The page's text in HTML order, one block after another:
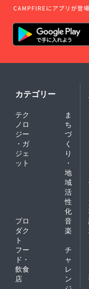
カテゴリー
テク
ノロ
ジー
・ガ
ジェ
ット
ま
ち
づ
く
り
・
地
域
活
性
化
プロ
ダク
ト
音
楽
フー
ド・
飲食
店
チ
ャ
レ
ン